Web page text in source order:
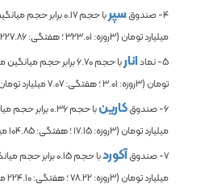
4- صندوق
سپربا حجم0.17برابر حجم
میلیارد تومان (3روزه:
323.01؛ هفتگی:
5- نماد
اناربا حجم6.70برابر حجم میانگین
تومان (3روزه:
3.01؛ هفتگی:7.07میلیارد
6- صندوق
کارینبا حجم0.36برابر حجم
میلیارد تومان (3روزه:
17.15؛ هفتگی:104.85
7- صندوق
آکوردبا حجم0.15برابر حجم
میلیارد تومان (3روزه:
78.22؛ هفتگی:224.10